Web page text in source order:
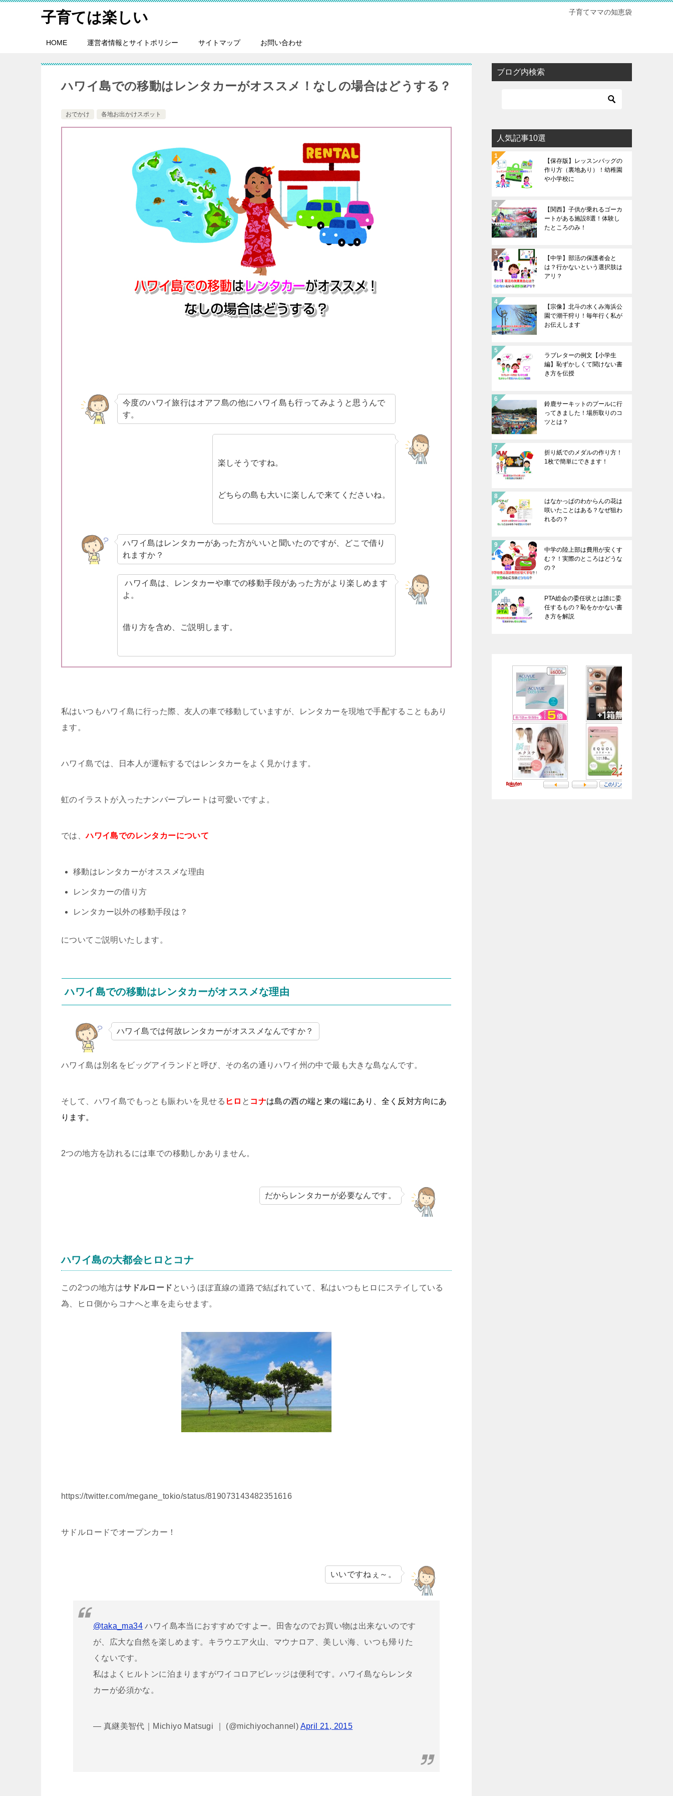
子育ては楽しい 子育てママの知恵袋
HOME 運営者情報とサイトポリシー サイトマップ お問い合わせ
ハワイ島での移動はレンタカーがオススメ！なしの場合はどうする？
おでかけ 各地お出かけスポット
今度のハワイ旅行はオアフ島の他にハワイ島も行ってみようと思うんで
す。
楽しそうですね。
どちらの島も大いに楽しんで来てくださいね。
ハワイ島はレンタカーがあった方がいいと聞いたのですが、どこで借り
れますか？
ハワイ島は、レンタカーや車での移動手段があった方がより楽しめます
よ。
借り方を含め、ご説明します。
私はいつもハワイ島に行った際、友人の車で移動していますが、レンタカーを現地で手配することもあり
ます。
ハワイ島では、日本人が運転するではレンタカーをよく見かけます。
虹のイラストが入ったナンバープレートは可愛いですよ。
では、ハワイ島でのレンタカーについて
移動はレンタカーがオススメな理由
レンタカーの借り方
レンタカー以外の移動手段は？
についてご説明いたします。
ハワイ島での移動はレンタカーがオススメな理由
ハワイ島では何故レンタカーがオススメなんですか？
ハワイ島は別名をビッグアイランドと呼び、その名の通りハワイ州の中で最も大きな島なんです。
そして、ハワイ島でもっとも賑わいを見せる ヒロ と コナは島の西の端と東の端にあり、全く反対方向にあ
ります。
2つの地方を訪れるには車での移動しかありません。
だからレンタカーが必要なんです。
ハワイ島の大都会ヒロとコナ
この2つの地方はサドルロード というほぼ直線の道路で結ばれていて、私はいつもヒロにステイしている
為、ヒロ側からコナへと車を走らせます。
https://twitter.com/megane_tokio/status/819073143482351616
サドルロードでオープンカー！
いいですねぇ～。
@taka_ma34 ハワイ島本当におすすめですよー。田舎なのでお買い物は出来ないのです
が、広大な自然を楽しめます。キラウエア火山、マウナロア、美しい海、いつも帰りた
くないです。
私はよくヒルトンに泊まりますがワイコロアビレッジは便利です。ハワイ島ならレンタ
カーが必須かな。
— 真継美智代｜Michiyo Matsugi ｜ (@michiyochannel) April 21, 2015
ブログ内検索
人気記事10選
【保存版】レッスンバッグの
作り方（裏地あり）！幼稚園
や小学校に
【関西】子供が乗れるゴーカ
ートがある施設8選！体験し
たところのみ！
【中学】部活の保護者会と
は？行かないという選択肢は
アリ？
【宗像】北斗の水くみ海浜公
園で潮干狩り！毎年行く私が
お伝えします
ラブレターの例文【小学生
編】恥ずかしくて聞けない書
き方を伝授
鈴鹿サーキットのプールに行
ってきました！場所取りのコ
ツとは？
折り紙でのメダルの作り方！
1枚で簡単にできます！
はなかっぱのわからんの花は
咲いたことはある？なぜ狙わ
れるの？
中学の陸上部は費用が安くす
む？！実際のところはどうな
の？
PTA総会の委任状とは誰に委
任するもの？恥をかかない書
き方を解説